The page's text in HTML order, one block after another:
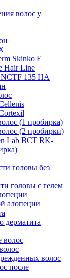
волос у
Skinko E
Hair Line
135 HA
(1 пробирка)
(2 пробирки)
Lab BCT RK-
головы без
головы с гелем
алопеции
дерматита
волос
волос
после